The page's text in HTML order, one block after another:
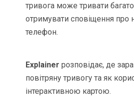
тривога може тривати
отримувати сповіщення про
телефон.
Explainer розповідає, де
повітряну тривогу та як
інтерактивною картою.